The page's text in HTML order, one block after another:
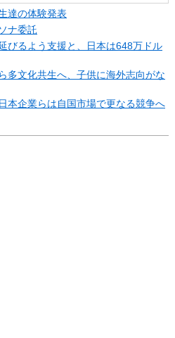
達の体験発表
ナ委託
びるよう支援と、日本は648万ドル
多文化共生へ、子供に海外志向がな
本企業らは自国市場で更なる競争へ